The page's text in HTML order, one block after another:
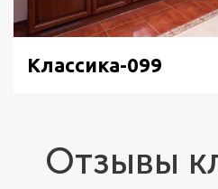
Классика-099
Отзывы